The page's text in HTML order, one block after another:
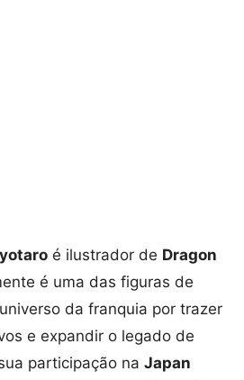
é ilustrador de Dragon
é uma das figuras de
da franquia por trazer
e expandir o legado de
participação na Japan